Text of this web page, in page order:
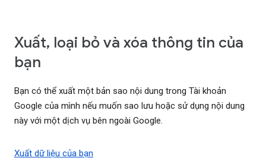
Xuất, loại bỏ và xóa thông tin của
bạn
Bạn có thể xuất một bản sao nội dung trong Tài khoản
Google của mình nếu muốn sao lưu hoặc sử dụng nội dung
này với một dịch vụ bên ngoài Google.
Xuất dữ liệu của bạn